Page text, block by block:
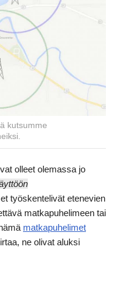
kutsumme
olleet olemassa jo
työskentelivät etenevien
matkapuhelimeen tai
matkapuhelimet
ne olivat aluksi